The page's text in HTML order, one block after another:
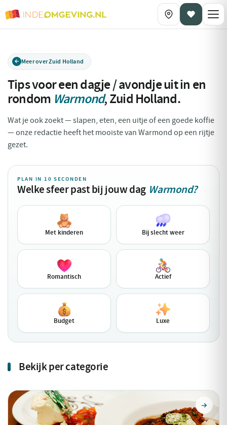
Meer over Zuid Holland
Tips voor een dagje / avondje uit in en
rondom Warmond,Zuid Holland.
Wat je ook zoekt — slapen, eten, een uitje of een goede koffie
— onze redactie heeft het mooiste van Warmond op een rijtje
gezet.
PLAN IN 10 SECONDEN
Welke sfeer past bij jouw dag Warmond?
Met kinderen Bij slecht weer
Romantisch Actief
Budget Luxe
Bekijk per categorie